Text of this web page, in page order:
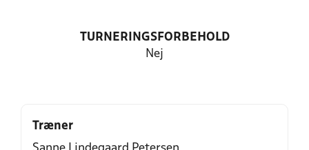
TURNERINGSFORBEHOLD
Nej
Træner